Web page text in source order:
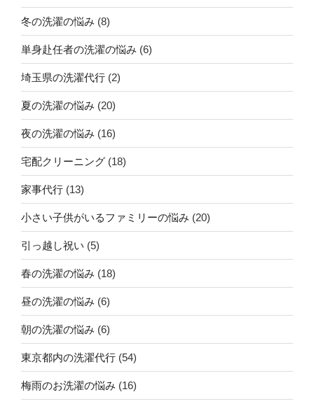
冬の洗濯の悩み (8)
単身赴任者の洗濯の悩み (6)
埼玉県の洗濯代行 (2)
夏の洗濯の悩み (20)
夜の洗濯の悩み (16)
宅配クリーニング (18)
家事代行 (13)
小さい子供がいるファミリーの悩み (20)
引っ越し祝い (5)
春の洗濯の悩み (18)
昼の洗濯の悩み (6)
朝の洗濯の悩み (6)
東京都内の洗濯代行 (54)
梅雨のお洗濯の悩み (16)